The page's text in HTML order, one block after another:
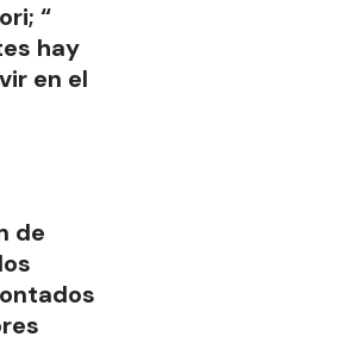
“
hay
en el
de